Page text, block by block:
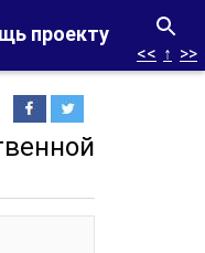
проекту
<< ↑ >>